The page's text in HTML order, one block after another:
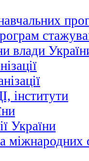
влади
України
міжнародних